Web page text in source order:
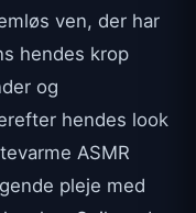
ven, der har
hendes krop
og
hendes look
ASMR
pleje med